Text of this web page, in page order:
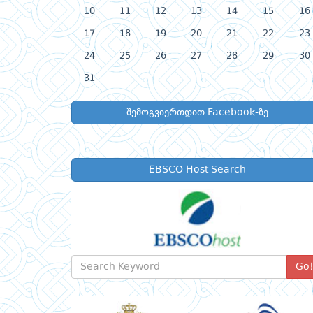
10 11 12 13 14 15 16
17 18 19 20 21 22 23
24 25 26 27 28 29 30
31
შემოგვიერთდით Facebook-ზე
EBSCO Host Search
Go!